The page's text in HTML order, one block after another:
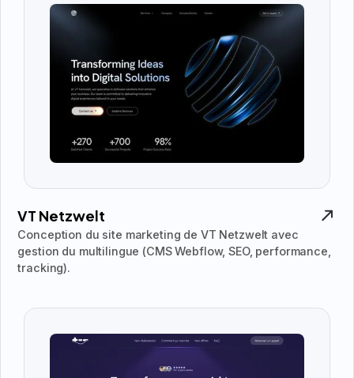
VT Netzwelt
Conception du site marketing de VT Netzwelt avec
gestion du multilingue (CMS Webflow, SEO, performance,
tracking).